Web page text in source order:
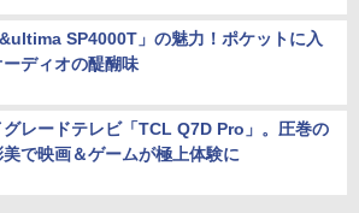
SP4000T」の魅力！ポケットに入
ーディオの醍醐味
グレードテレビ「TCL Q7D Pro」。圧巻の
美で映画＆ゲームが極上体験に